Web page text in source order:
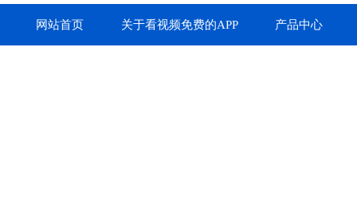
网站首页 关于看视频免费的APP 产品中心